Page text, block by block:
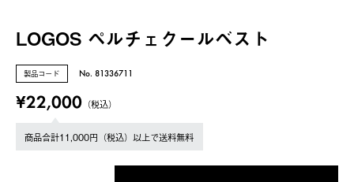
LOGOS ペルチェクールベスト
製品コード No. 81336711
¥22,000 （税込）
商品合計11,000円（税込）以上で送料無料